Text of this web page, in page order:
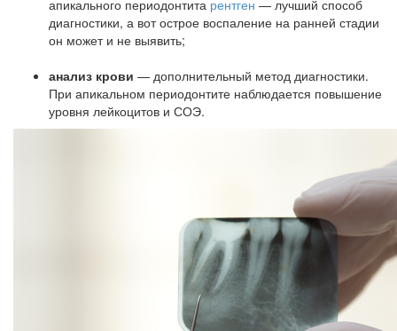
апикального периодонтита рентген — лучший способ
диагностики, а вот острое воспаление на ранней стадии
он может и не выявить;
анализ крови — дополнительный метод диагностики.
При апикальном периодонтите наблюдается повышение
уровня лейкоцитов и СОЭ.